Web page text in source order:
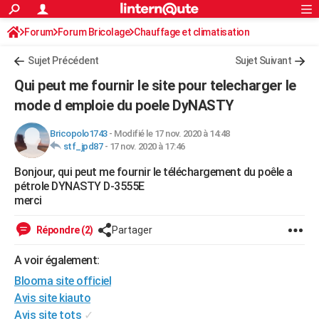
ACTUALITÉS
Politique
Société
Faits Divers
Education
Monde
Villes
+
Programme TV
Streaming
Sorties cinéma
Musique
FINANCE
Retraite
Impôts
Epargne
Immobilier
Risques naturels par ville
Banque
Assurance
Crédit
AUTO
Essais
Réserver un essai
Citadines
Berlines
SUV
Forum auto
HIGH-TECH
Mobiles
Meilleur smartphone
Internet
Ordinateurs
Jeux vidéo
Guide high-tech
+BRICOLAGE
WEEK-END
Art de vivre
Bien-être
Loisirs
ModeModes de vie
SANTE
Alimentation
Guide de la santé
Maladies
Médicaments
Sommeil
Rechercher
S'inscrire
Connexion
Forum Forum Bricolage Chauffage et climatisation
Sujet Précédent Sujet Suivant
Qui peut me fournir le site pour telecharger le
mode d emploie du poele DyNASTY
Bricopolo1743- Modifié le 17 nov. 2020 à 14:48
stf_jpd87- 17 nov. 2020 à 17:46
Bonjour, qui peut me fournir le téléchargement du poêle a
pétrole DYNASTY D-3555E
merci
Répondre (2) Partager
A voir également:
Blooma site officiel
Avis site kiauto
Avis site tots ✓